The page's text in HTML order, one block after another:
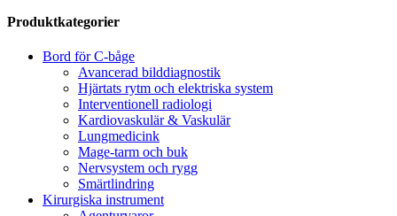
Produktkategorier
Bord för C-båge
Avancerad bilddiagnostik
Hjärtats rytm och elektriska system
Interventionell radiologi
Kardiovaskulär & Vaskulär
Lungmedicink
Mage-tarm och buk
Nervsystem och rygg
Smärtlindring
Kirurgiska instrument